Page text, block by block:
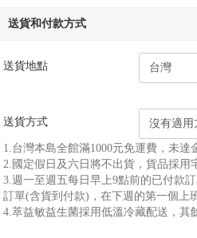
送貨和付款方式
送貨地點
送貨方式
1.台灣本島全館滿1000元免運費，未
2.國定假日及六日將不出貨，貨品採用
3.週一至週五每日早上9點前的已付款
訂單(含貨到付款)，在下週的第一個上
4.萃益敏益生菌採用低溫冷藏配送，其